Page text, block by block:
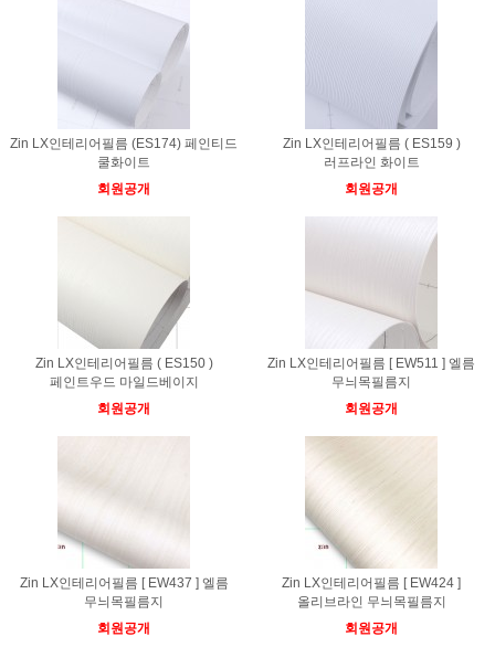
Zin LX인테리어필름 (ES174) 페인티드
쿨화이트
회원공개
Zin LX인테리어필름 ( ES159 )
러프라인 화이트
회원공개
Zin LX인테리어필름 ( ES150 )
페인트우드 마일드베이지
회원공개
Zin LX인테리어필름 [ EW511 ] 엘름
무늬목필름지
회원공개
Zin LX인테리어필름 [ EW437 ] 엘름
무늬목필름지
회원공개
Zin LX인테리어필름 [ EW424 ]
올리브라인 무늬목필름지
회원공개